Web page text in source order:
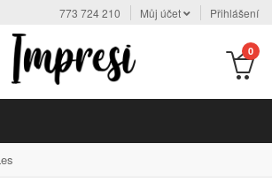
773 724 210 Můj účet Přihlášení
0